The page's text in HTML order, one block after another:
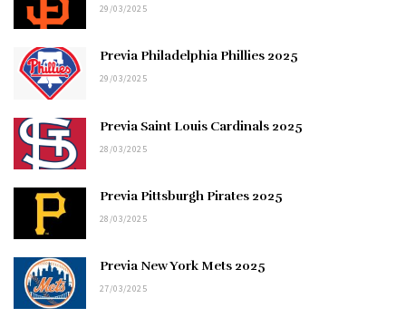
29/03/2025
Previa Philadelphia Phillies 2025
29/03/2025
Previa Saint Louis Cardinals 2025
28/03/2025
Previa Pittsburgh Pirates 2025
28/03/2025
Previa New York Mets 2025
27/03/2025